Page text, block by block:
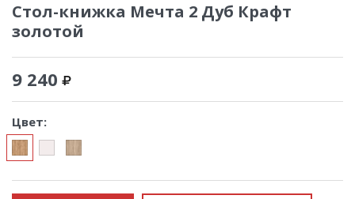
Стол-книжка Мечта 2 Дуб Крафт
золотой
9 240
Цвет: